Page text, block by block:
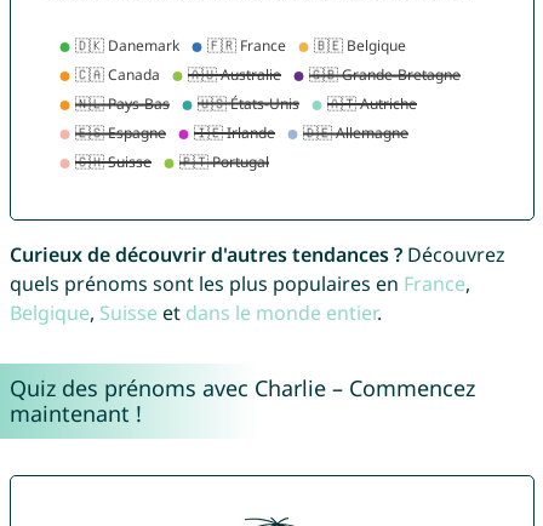
Curieux de découvrir d'autres tendances ?Découvrez
quels prénoms sont les plus populaires en France,
Belgique, Suisse et dans le monde entier.
Quiz des prénoms avec Charlie – Commencez
maintenant !